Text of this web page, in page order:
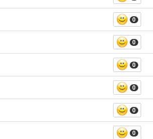
0
0
0
0
0
0